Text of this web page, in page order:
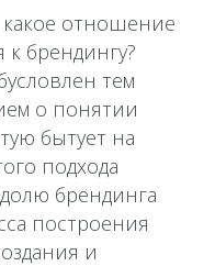
какое отношение
к брендингу?
тем
о понятии
бытует на
подхода
брендинга
построения
и